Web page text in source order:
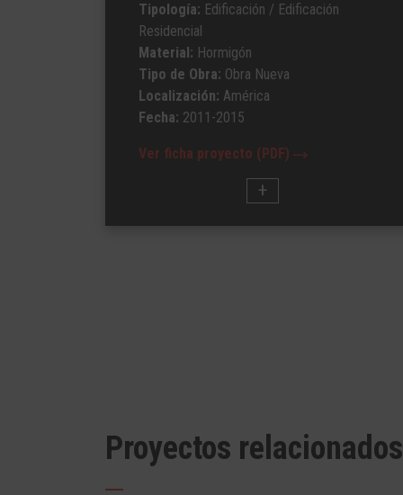
Tipología: Edificación / Edificación
Residencial
Material: Hormigón
Tipo de Obra: Obra Nueva
Localización: América
Fecha: 2011-2015
Ver ficha proyecto (PDF)
Proyectos relacionados